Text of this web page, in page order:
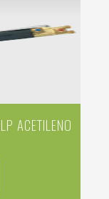
ACETILENO